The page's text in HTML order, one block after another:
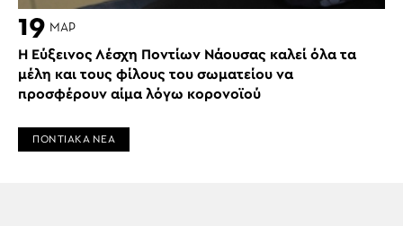
19 ΜΑΡ
Η Εύξεινος Λέσχη Ποντίων Νάουσας καλεί όλα τα
μέλη και τους φίλους του σωματείου να
προσφέρουν αίμα λόγω κορονοϊού
ΠΟΝΤΙΑΚΑ ΝΕΑ